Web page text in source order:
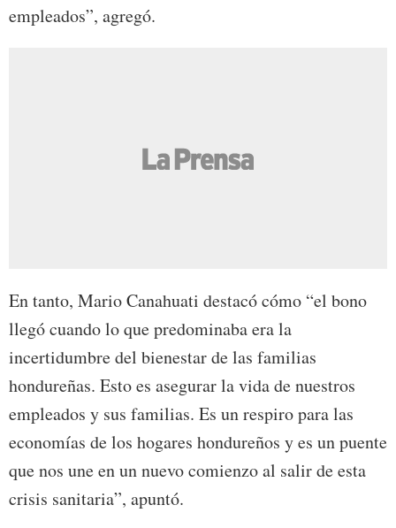
empleados”, agregó.
En tanto, Mario Canahuati destacó cómo “el bono
llegó cuando lo que predominaba era la
incertidumbre del bienestar de las familias
hondureñas. Esto es asegurar la vida de nuestros
empleados y sus familias. Es un respiro para las
economías de los hogares hondureños y es un puente
que nos une en un nuevo comienzo al salir de esta
crisis sanitaria”, apuntó.